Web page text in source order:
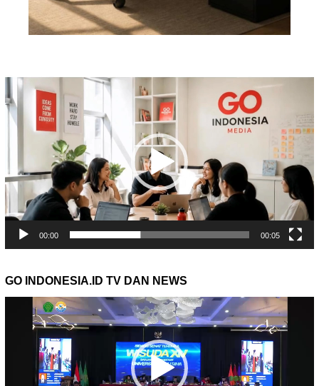
Pemutar
Video
00:00 00:05
GO INDONESIA.ID TV DAN NEWS
Pemutar